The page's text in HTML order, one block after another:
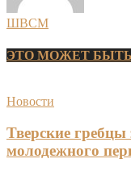
ШВСМ
ЭТО МОЖЕТ
Новости
Тверские гребцы
молодежного